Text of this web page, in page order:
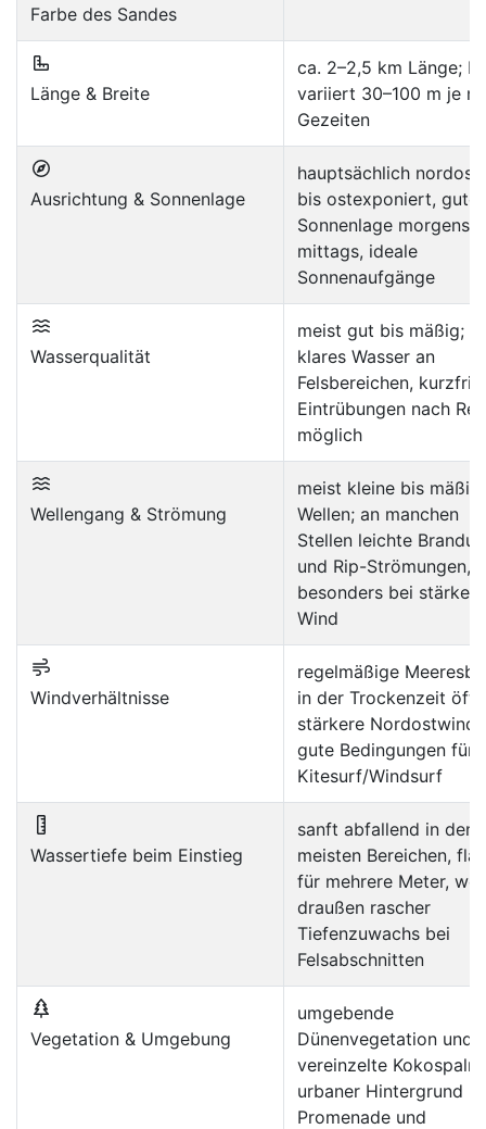
Farbe des Sandes
Länge & Breite
ca. 2–2,5 km Länge;
variiert 30–100 m je
Gezeiten
Ausrichtung & Sonnenlage
hauptsächlich nordost-
bis ostexponiert, gute
Sonnenlage morgens
mittags, ideale
Sonnenaufgänge
Wasserqualität
meist gut bis mäßig;
klares Wasser an
Felsbereichen,
Eintrübungen nach
möglich
Wellengang & Strömung
meist kleine bis
Wellen; an manchen
Stellen leichte
und Rip-Strömungen,
besonders bei
Wind
Windverhältnisse
regelmäßige
in der Trockenzeit
stärkere
gute Bedingungen für
Kitesurf/Windsurf
Wassertiefe beim Einstieg
sanft abfallend in den
meisten Bereichen,
für mehrere Meter,
draußen rascher
Tiefenzuwachs bei
Felsabschnitten
Vegetation & Umgebung
umgebende
Dünenvegetation und
vereinzelte
urbaner Hintergrund
Promenade und